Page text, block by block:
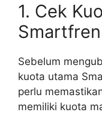
1. Cek
Smartfren
Sebelum
kuota utama
perlu
memiliki kuota